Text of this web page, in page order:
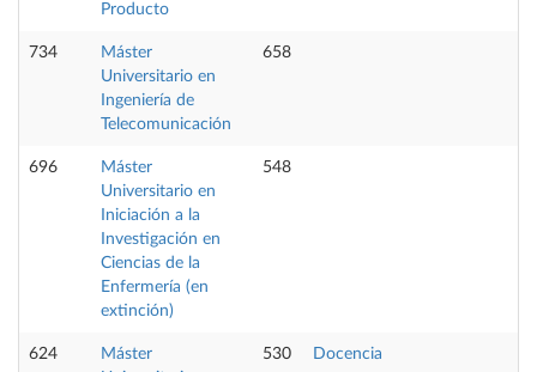
Producto
734
Máster
Universitario en
Ingeniería de
Telecomunicación
658
696
Máster
Universitario en
Iniciación a la
Investigación en
Ciencias de la
Enfermería (en
extinción)
548
624
Máster
530 Docencia